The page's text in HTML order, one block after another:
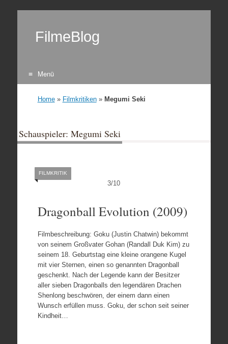
FilmeBlog
Menü
Home» Filmkritiken» Megumi Seki
Schauspieler: Megumi Seki
3/10
FILMKRITIK
Dragonball Evolution (2009)
Filmbeschreibung: Goku (Justin Chatwin) bekommt
von seinem Großvater Gohan (Randall Duk Kim) zu
seinem 18. Geburtstag eine kleine orangene Kugel
mit vier Sternen, einen so genannten Dragonball
geschenkt. Nach der Legende kann der Besitzer
aller sieben Dragonballs den legendären Drachen
Shenlong beschwören, der einem dann einen
Wunsch erfüllen muss. Goku, der schon seit seiner
Kindheit…